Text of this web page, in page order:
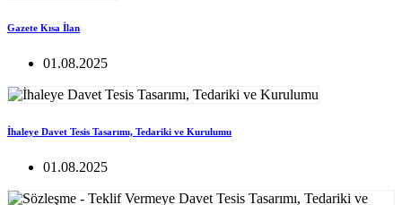
Gazete Kısa İlan
01.08.2025
İhaleye Davet Tesis Tasarımı, Tedariki ve Kurulumu
01.08.2025